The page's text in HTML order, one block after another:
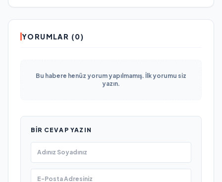
YORUMLAR (0)
Bu habere henüz yorum yapılmamış. İlk yorumu siz
yazın.
BIR CEVAP YAZIN